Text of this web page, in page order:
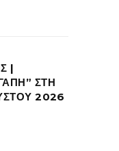
|
ΣΤΗ
2026